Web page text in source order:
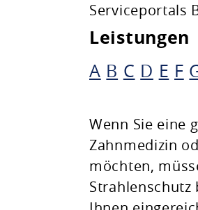
Rathaus & Politik
Natur & Umwelt
Freizeit & Leben
Serviceportals
Leistungen
A B C D E F
Wenn Sie eine
Zahnmedizin
möchten,
Strahlenschutz